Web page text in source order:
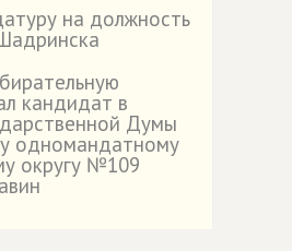
на должность
кандидат в
Думы
одномандатному
округу №109